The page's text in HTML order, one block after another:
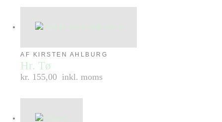
AF KIRSTEN AHLBURG
Hr. Tø
kr. 155,00 inkl. moms